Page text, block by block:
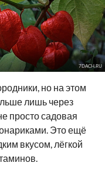
7DACH.RU
но на этом
лишь через
просто садовая
Это ещё
вкусом, лёгкой